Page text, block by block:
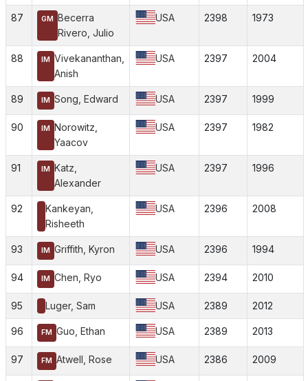
87 GM Becerra
Rivero, Julio
USA 2398 1973
88 IM Vivekananthan,
Anish
USA 2397 2004
89 IM Song, Edward USA 2397 1999
90 IM Norowitz,
Yaacov
USA 2397 1982
91 IM Katz,
Alexander
USA 2397 1996
92
Kankeyan,
Risheeth
USA 2396 2008
93 IM Griffith, Kyron USA 2396 1994
94 IM Chen, Ryo USA 2394 2010
95 Luger, Sam USA 2389 2012
96 FM Guo, Ethan USA 2389 2013
97 FM Atwell, Rose USA 2386 2009